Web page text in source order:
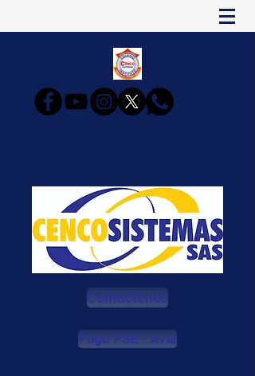
Contáctenos
Pago PSE - Aval